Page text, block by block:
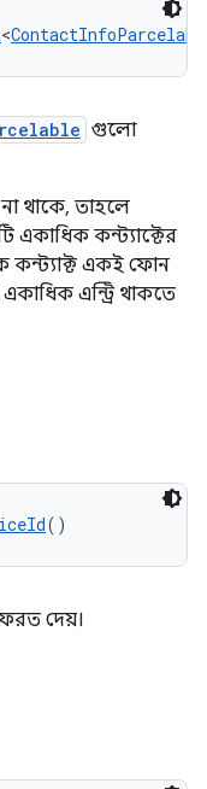
<
গুলো
থাকে, তাহলে
একাধিক কন্ট্যাক্টের
কন্ট্যাক্ট একই ফোন
এন্ট্রি থাকতে
()
দেয়।